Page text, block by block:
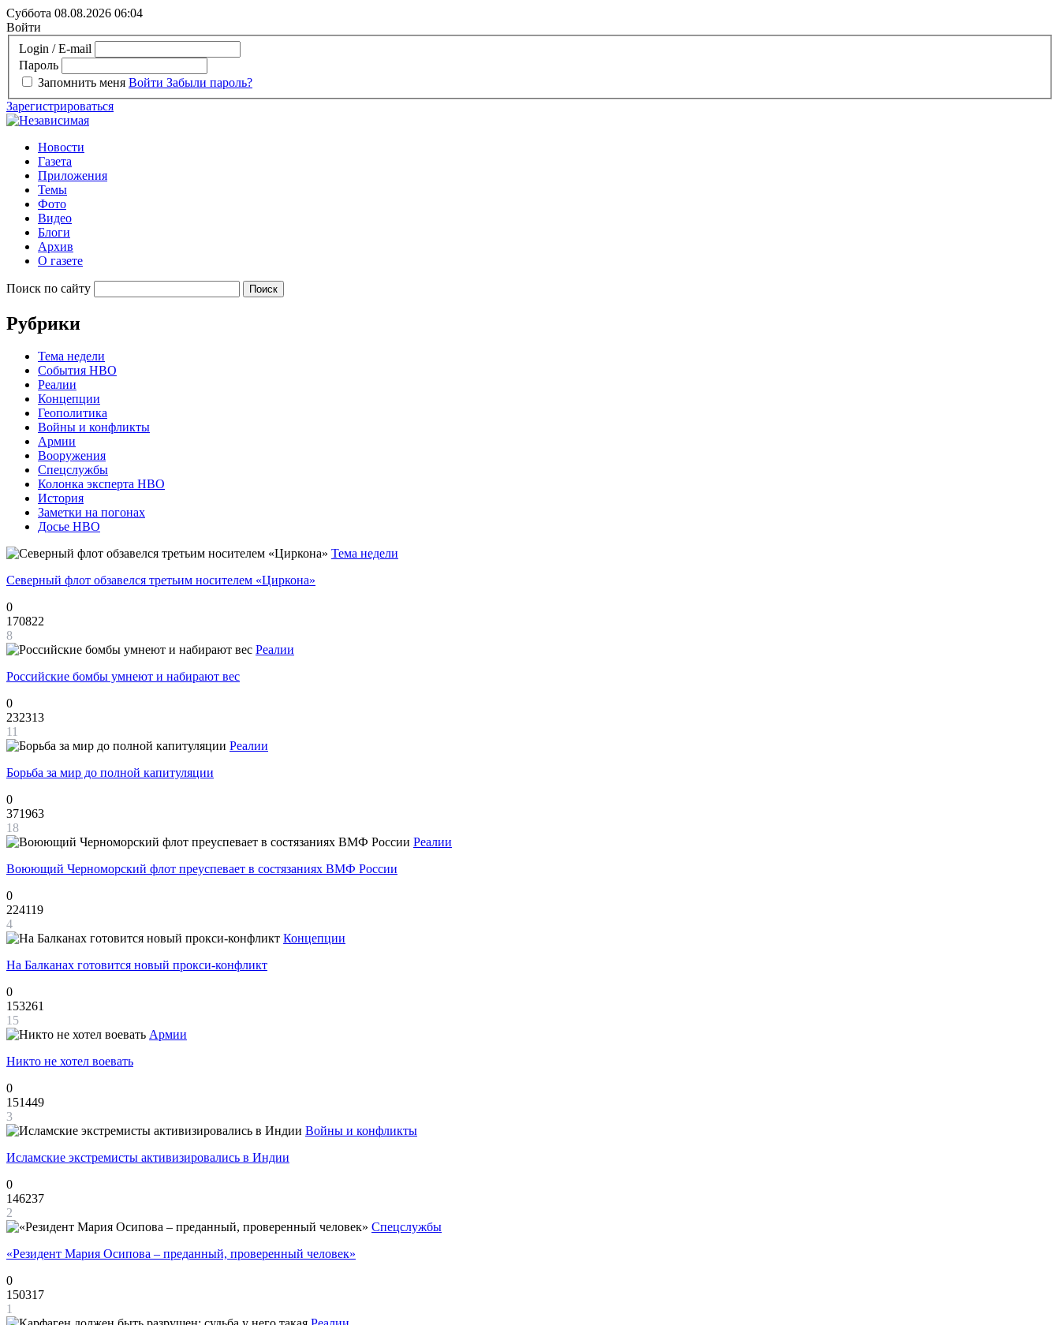
Суббота 08.08.2026 06:04
Войти
Login / E-mail
Пароль
Запомнить меня Войти Забыли пароль?
Зарегистрироваться
Новости
Газета
Приложения
Темы
Фото
Видео
Блоги
Архив
О газете
Поиск по сайту
Рубрики
Тема недели
События НВО
Реалии
Концепции
Геополитика
Войны и конфликты
Армии
Вооружения
Спецслужбы
Колонка эксперта НВО
История
Заметки на погонах
Досье НВО
Тема недели
Северный флот обзавелся третьим носителем «Циркона»
0
170822
8
Реалии
Российские бомбы умнеют и набирают вес
0
232313
11
Реалии
Борьба за мир до полной капитуляции
0
371963
18
Реалии
Воюющий Черноморский флот преуспевает в состязаниях ВМФ России
0
224119
4
Концепции
На Балканах готовится новый прокси-конфликт
0
153261
15
Армии
Никто не хотел воевать
0
151449
3
Войны и конфликты
Исламские экстремисты активизировались в Индии
0
146237
2
Спецслужбы
«Резидент Мария Осипова – преданный, проверенный человек»
0
150317
1